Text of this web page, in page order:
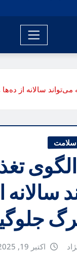
می‌تواند سالانه از
سلامت
سالانه
اکتبر 19, 2025